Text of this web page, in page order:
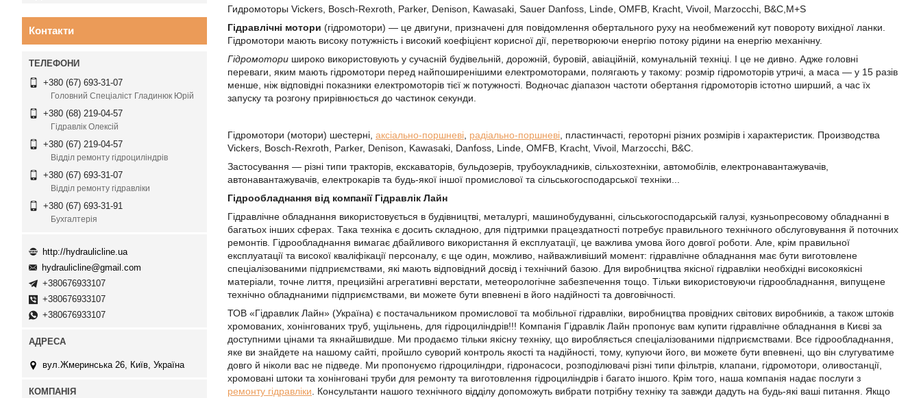
Гидромоторы Vickers, Bosch-Rexroth, Parker, Denison, Kawasaki, Sauer Danfoss, Linde, OMFB, Kracht, Vivoil, Marzocchi, B&C,M+S
Гідравлічні мотори (гідромотори) — це двигуни, призначені для повідомлення обертального руху на необмежений кут повороту вихідної ланки.
Гідромотори мають високу потужність і високий коефіцієнт корисної дії, перетворюючи енергію потоку рідини на енергію механічну.
Гідромотори широко використовують у сучасній будівельній, дорожній, буровій, авіаційній, комунальній техніці. І це не дивно. Адже головні
переваги, яким мають гідромотори перед найпоширенішими електромоторами, полягають у такому: розмір гідромоторів утричі, а маса — у 15 разів
менше, ніж відповідні показники електромоторів тієї ж потужності. Водночас діапазон частоти обертання гідромоторів істотно ширший, а час їх
запуску та розгону прирівнюється до частинок секунди.
Гідромотори (мотори) шестерні, аксіально-поршневі радіально-поршневі , пластинчасті, героторні різних розмірів і характеристик. Производства
Vickers, Bosch-Rexroth, Parker, Denison, Kawasaki, Danfoss, Linde, OMFB, Kracht, Vivoil, Marzocchi, B&C.
Застосування — різні типи тракторів, екскаваторів, бульдозерів, трубоукладників, сільхозтехніки, автомобілів, електронавантажувачів,
автонавантажувачів, електрокарів та будь-якої іншої промислової та сільськогосподарської техніки...
Гідрообладнання від компанії Гідравлік Лайн
Гідравлічне обладнання використовується в будівництві, металургі, машинобудуванні, сільськогосподарській галузі, кузньопресовому обладнанні в
багатьох інших сферах. Така техніка є досить складною, для підтримки працездатності потребує правильного технічного обслуговування й поточних
ремонтів. Гідрообладнання вимагає дбайливого використання й експлуатації, це важлива умова його довгої роботи. Але, крім правильної
експлуатації та високої кваліфікації персоналу, є ще один, можливо, найважливіший момент: гідравлічне обладнання має бути виготовлене
спеціалізованими підприємствами, які мають відповідний досвід і технічний базою. Для виробництва якісної гідравліки необхідні високоякісні
матеріали, точне лиття, прецизійні агрегативні верстати, метеорологічне забезпечення тощо. Тільки використовуючи гідрообладнання, випущене
технічно обладнаними підприємствами, ви можете бути впевнені в його надійності та довговічності.
ТОВ «Гідравлик Лайн» (Україна) є постачальником промислової та мобільної гідравліки, виробництва провідних світових виробників, а також штоків
хромованих, хонінгованих труб, ущільнень, для гідроциліндрів!!! Компанія Гідравлік Лайн пропонує вам купити гідравлічне обладнання в Києві за
доступними цінами та якнайшвидше. Ми продаємо тільки якісну техніку, що виробляється спеціалізованими підприємствами. Все гідрообладнання,
яке ви знайдете на нашому сайті, пройшло суворий контроль якості та надійності, тому, купуючи його, ви можете бути впевнені, що він слугуватиме
довго й ніколи вас не підведе. Ми пропонуємо гідроциліндри, гідронасоси, розподілювачі різні типи фільтрів, клапани, гідромотори, оливостанції,
хромовані штоки та хонінговані труби для ремонту та виготовлення гідроциліндрів і багато іншого. Крім того, наша компанія надає послуги з
ремонту гідравліки . Консультанти нашого технічного відділу допоможуть вибрати потрібну техніку та завжди дадуть на будь-які ваші питання. Якщо
Контакти
+380 (67) 693-31-07
Головний Спеціаліст Гладинюк Юрій
+380 (68) 219-04-57
Гідравлік Олексій
+380 (67) 219-04-57
Відділ ремонту гідроциліндрів
+380 (67) 693-31-07
Відділ ремонту гідравліки
+380 (67) 693-31-91
Бухгалтерія
http://hydraulicline.ua
hydraulicline@gmail.com
+380676933107
+380676933107
+380676933107
вул.Жмеринська 26, Київ, Україна